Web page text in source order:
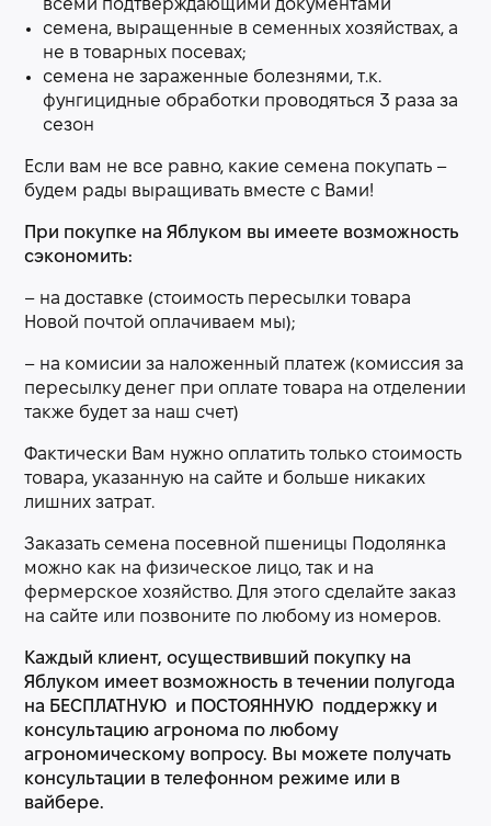
всеми подтверждающими документами
семена, выращенные в семенных хозяйствах, а
не в товарных посевах;
семена не зараженные болезнями, т.к.
фунгицидные обработки проводяться 3 раза за
сезон
Если вам не все равно, какие семена покупать –
будем рады выращивать вместе с Вами!
При покупке на Яблуком вы имеете возможность
сэкономить:
– на доставке (стоимость пересылки товара
Новой почтой оплачиваем мы);
– на комисии за наложенный платеж (комиссия за
пересылку денег при оплате товара на отделении
также будет за наш счет)
Фактически Вам нужно оплатить только стоимость
товара, указанную на сайте и больше никаких
лишних затрат.
Заказать семена посевной пшеницы Подолянка
можно как на физическое лицо, так и на
фермерское хозяйство. Для этого сделайте заказ
на сайте или позвоните по любому из номеров.
Каждый клиент, осуществивший покупку на
Яблуком имеет возможность в течении полугода
на БЕСПЛАТНУЮ и ПОСТОЯННУЮ поддержку и
консультацию агронома по любому
агрономическому вопросу. Вы можете получать
консультации в телефонном режиме или в
вайбере.